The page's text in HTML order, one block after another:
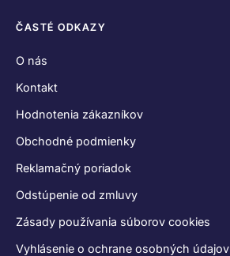
ČASTÉ ODKAZY
O nás
Kontakt
Hodnotenia zákazníkov
Obchodné podmienky
Reklamačný poriadok
Odstúpenie od zmluvy
Zásady používania súborov cookies
Vyhlásenie o ochrane osobných údajov